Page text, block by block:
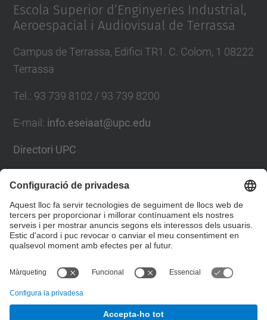
Escola Superior d’Enginyeries Industrial,
Aeroespacial i Audiovisual de Terrassa
Campus de Terrassa, Edifici TR1. C. Colom, 1 08222
Terrassa
Tel. : 93 739 8102 / 93 739 8200
E-mail: info.eseiaat@upc.edu
Directori UPC
Llista Xarxes Socials
© UPCEscola Superior d’Enginyeries Industrial,